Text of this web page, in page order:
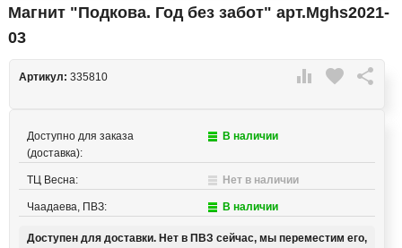
Магнит "Подкова. Год без забот" арт.Mghs2021-
03
 favorite 
Артикул: 335810
Доступно для заказа
(доставка):
В наличии
ТЦ Весна: Нет в наличии
Чаадаева, ПВЗ: В наличии
Доступен для доставки. Нет в ПВЗ сейчас, мы переместим его,